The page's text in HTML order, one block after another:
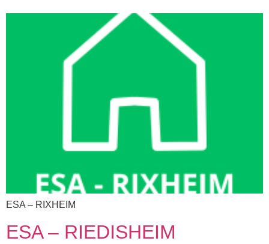
ESA – RIXHEIM
ESA – RIEDISHEIM